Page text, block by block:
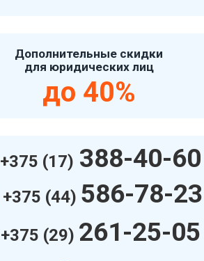
Дополнительные скидки
для юридических лиц
до 40%
+375 (17) 388-40-60
+375 (44) 586-78-23
+375 (29) 261-25-05